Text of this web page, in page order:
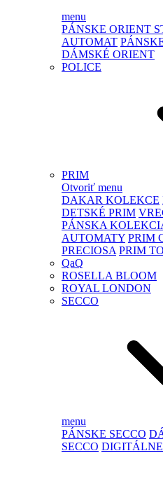
menu
PÁNSKE ORIENT
AUTOMAT
DÁMSKÉ ORIENT
POLICE
PRIM
Otvoriť menu
DAKAR KOLEKCE
DETSKÉ PRIM
PÁNSKA
AUTOMATY PRIM
PRECIOSA PRIM
QaQ
ROSELLA BLOOM
ROYAL LONDON
SECCO
menu
PÁNSKE SECCO
SECCO DIGITÁLNE